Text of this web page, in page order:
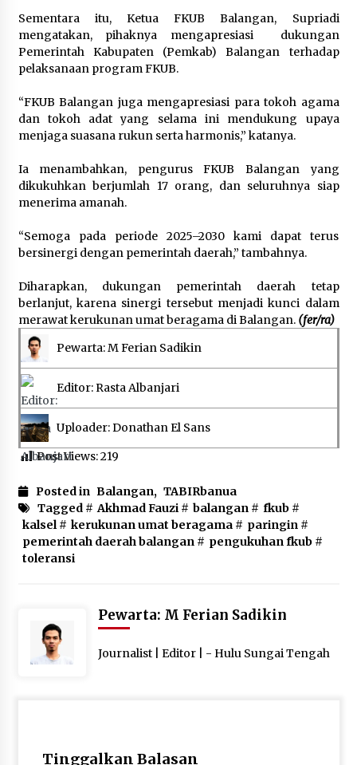
Sementara itu, Ketua FKUB Balangan, Supriadi
mengatakan, pihaknya mengapresiasi dukungan
Pemerintah Kabupaten (Pemkab) Balangan terhadap
pelaksanaan program FKUB.
“FKUB Balangan juga mengapresiasi para tokoh agama
dan tokoh adat yang selama ini mendukung upaya
menjaga suasana rukun serta harmonis,” katanya.
Ia menambahkan, pengurus FKUB Balangan yang
dikukuhkan berjumlah 17 orang, dan seluruhnya siap
menerima amanah.
“Semoga pada periode 2025–2030 kami dapat terus
bersinergi dengan pemerintah daerah,” tambahnya.
Diharapkan, dukungan pemerintah daerah tetap
berlanjut, karena sinergi tersebut menjadi kunci dalam
merawat kerukunan umat beragama di Balangan. (fer/ra)
Pewarta: M Ferian Sadikin
Editor: Rasta Albanjari
Uploader: Donathan El Sans
Post Views:219
Posted in Balangan, TABIRbanua
Tagged # Akhmad Fauzi# balangan # fkub#
kalsel# kerukunan umat beragama# paringin #
pemerintah daerah balangan # pengukuhan fkub#
toleransi
Pewarta: M Ferian Sadikin
Journalist | Editor | - Hulu Sungai Tengah
Tinggalkan Balasan